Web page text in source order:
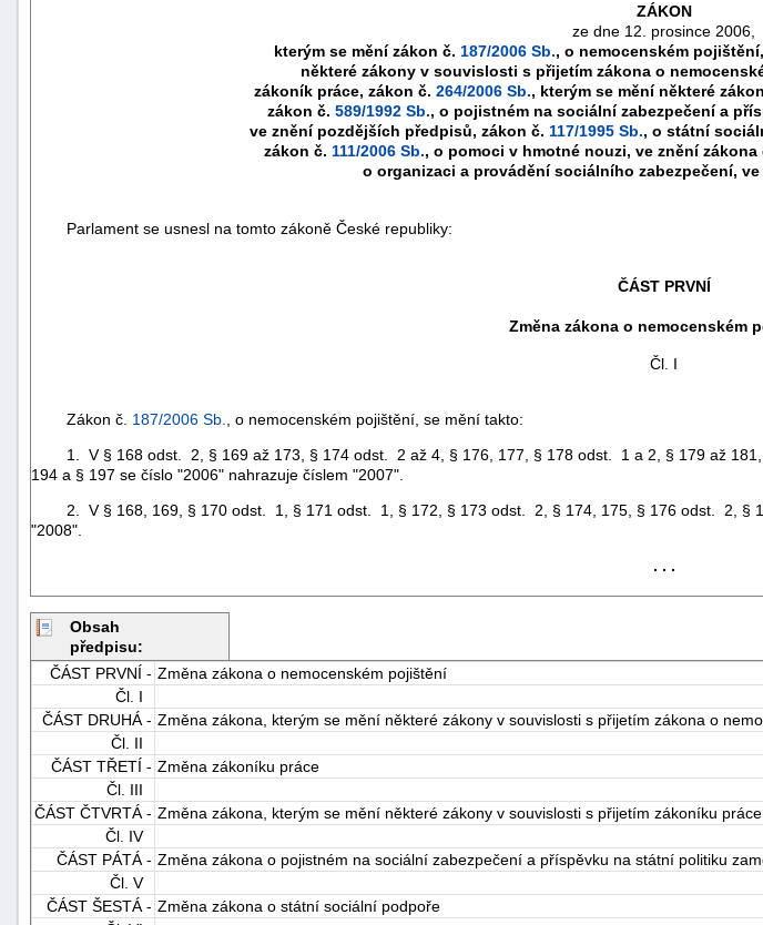
ZÁKON
ze dne 12. prosince 2006,
kterým se mění zákon č. 187/2006 Sb., o nemocenském
některé zákony v souvislosti s přijetím zákona o
zákoník práce, zákon č. 264/2006 Sb., kterým se mění některé
zákon č. 589/1992 Sb., o pojistném na sociální zabezpečení a
ve znění pozdějších předpisů, zákon č. 117/1995 Sb., o státní
zákon č. 111/2006 Sb., o pomoci v hmotné nouzi, ve znění zákona
o organizaci a provádění sociálního zabezpečení,
Parlament se usnesl na tomto zákoně České republiky:
ČÁST PRVNÍ
Změna zákona o nemocenském
Čl. I
Zákon č. 187/2006 Sb.
, o nemocenském pojištění, se mění takto:
1. V § 168 odst. 2, § 169 až 173, § 174 odst. 2 až 4, § 176, 177, § 178 odst. 1 a 2, § 179 až
194 a § 197 se číslo "2006" nahrazuje číslem "2007".
2. V § 168, 169, § 170 odst. 1, § 171 odst. 1, § 172, § 173 odst. 2, § 174, 175, § 176 odst. 2, §
"2008".
. . .
Obsah
předpisu:
ČÁST PRVNÍ - Změna zákona o nemocenském pojištění
Čl. I
ČÁST DRUHÁ - Změna zákona, kterým se mění některé zákony v souvislosti s přijetím zákona o
Čl. II
ČÁST TŘETÍ - Změna zákoníku práce
Čl. III
ČÁST ČTVRTÁ - Změna zákona, kterým se mění některé zákony v souvislosti s přijetím zákoníku práce
Čl. IV
ČÁST PÁTÁ - Změna zákona o pojistném na sociální zabezpečení a příspěvku na státní politiku
Čl. V
ČÁST ŠESTÁ - Změna zákona o státní sociální podpoře